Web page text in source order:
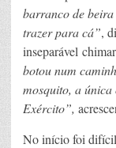
barranco de
trazer para cá”,
inseparável
botou num
mosquito, a
Exército”,
No início foi